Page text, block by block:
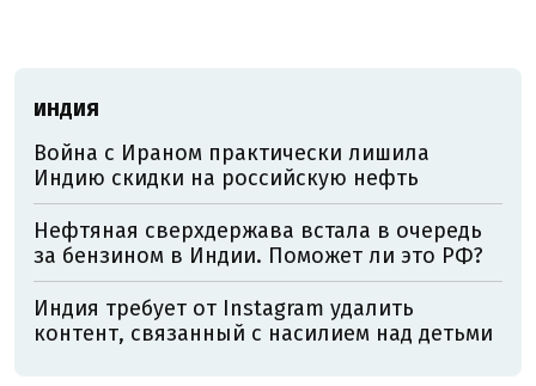
ИНДИЯ
Война с Ираном практически лишила
Индию скидки на российскую нефть
Нефтяная сверхдержава встала в очередь
за бензином в Индии. Поможет ли это РФ?
Индия требует от Instagram удалить
контент, связанный с насилием над детьми